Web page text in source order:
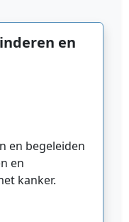
en
en begeleiden
en
kanker.